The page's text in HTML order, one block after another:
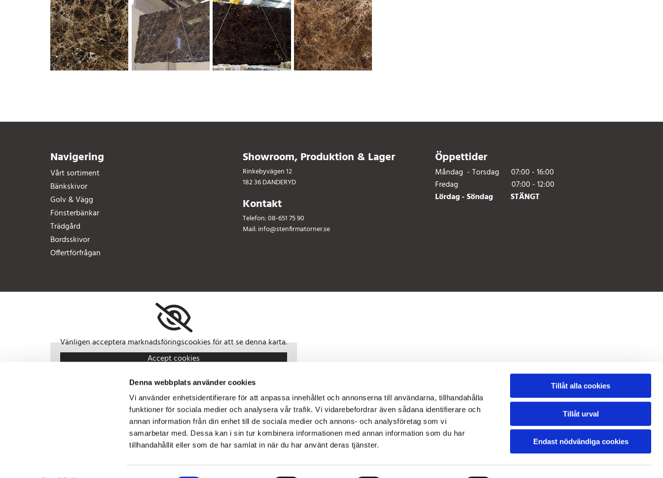
Denna webbplats använder cookies
Vi använder enhetsidentifierare för att anpassa innehållet och annonserna till användarna, tillhandahålla
funktioner för sociala medier och analysera vår trafik. Vi vidarebefordrar även sådana identifierare och
annan information från din enhet till de sociala medier och annons- och analysföretag som vi
samarbetar med. Dessa kan i sin tur kombinera informationen med annan information som du har
tillhandahållit eller som de har samlat in när du har använt deras tjänster.
Tillåt alla cookies
Tillåt urval
Endast nödvändiga cookies
Navigering
Vårt sortiment
Bänkskivor
Golv & Vägg
Fönsterbänkar
Trädgård
Bordsskivor
Offertförfrågan
Showroom, Produktion & Lager
Rinkebyvägen 12
182 36 DANDERYD
Kontakt
Telefon:08-651 75 90
Mail:info@stenfirmatorner.se
Öppettider
Måndag - Torsdag 07:00 - 16:00
Fredag 07:00 - 12:00
Lördag - Söndag STÄNGT
Vänligen acceptera marknadsföringscookies för att se denna karta.
Accept cookies